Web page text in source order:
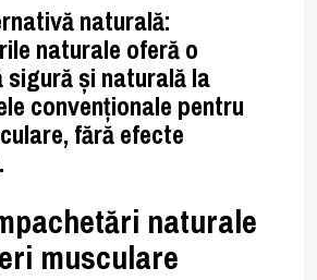
naturală:
naturale oferă o
și naturală la
convenționale pentru
fără efecte
naturale
musculare